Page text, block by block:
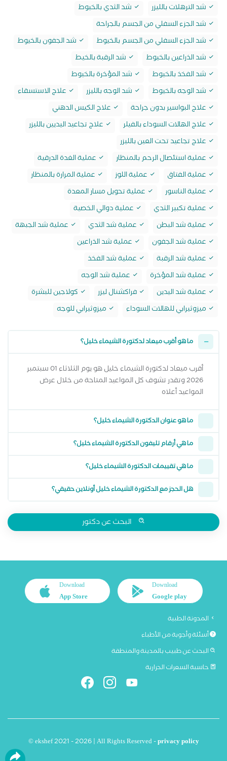
شد الترهلات بالليزر
شد الثدي بالخيوط
شد الجزء السفلي من الجسم بالجراحة
شد الجزء السفلي من الجسم بالخيوط
شد الجفون بالخيوط
شد الذراعين بالخيوط
شد الرقبة بالخيط
شد الفخذ بالخيوط
شد المؤخرة بالخيوط
شد الوجه بالخيوط
شد الوجه بالليزر
علاج الاستسقاء
علاج البواسير بدون جراحة
علاج الكيس الدهني
علاج الهالات السوداء بالفيلر
علاج تجاعيد اليديين بالليزر
علاج تجاعيد تحت العين بالليزر
عملية استئصال الرحم بالمنظار
عملية الغدة الدرقية
عملية الفتاق
عملية اللوز
عملية المرارة بالمنظار
عملية الناسور
عملية تحويل مسار المعدة
عملية تكبير الثدي
عملية دوالي الخصية
عملية شد البطن
عملية شد الثدي
عملية شد الجبهة
عملية شد الجفون
عملية شد الذراعين
عملية شد الرقبة
عملية شد الفخذ
عملية شد المؤخرة
عملية شد الوجه
عملية شد اليدين
فراكشنال ليزر
كولاجين للبشرة
ميزوثيرابي للهالات السوداء
ميزوثيرابي للوجه
ما هو أقرب ميعاد لدكتورة الشيماء خليل؟
أقرب ميعاد لدكتورة الشيماء خليل هو يوم الثلاثاء 01 سبتمبر
2026 وتقدر تشوف كل المواعيد المتاحة من خلال عرض
المواعيد أعلاه
ما هو عنوان الدكتورة الشيماء خليل؟
ما هي أرقام تليفون الدكتورة الشيماء خليل؟
ما هي تقييمات الدكتورة الشيماء خليل؟
هل الحجز مع الدكتورة الشيماء خليل أونلاين حقيقي؟
البحث عن دكتور
Download
Google play
Download
App Store
المدونة الطبية
أسئلة وأجوبة من الأطباء
البحث عن طبيب بالمدينة والمنطقة
حاسبة السعرات الحرارية
© ekshef 2021 - 2026 | All Rights Reserved -privacy policy